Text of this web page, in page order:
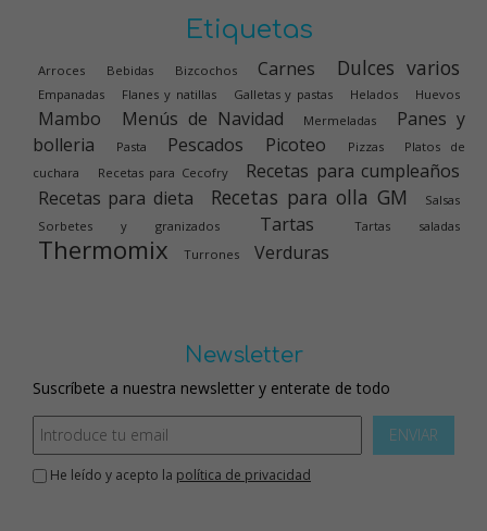
Etiquetas
Arroces Bebidas Bizcochos Carnes Dulces varios
Empanadas Flanes y natillas Galletas y pastas Helados Huevos
Mambo Menús de Navidad Mermeladas
Panes y
bolleria
Pasta Pescados Picoteo Pizzas
Platos de
cuchara
Recetas para Cecofry
Recetas para cumpleaños
Recetas para dieta
Recetas para olla GM
Salsas
Sorbetes y granizados
Tartas Tartas saladas
Thermomix Turrones Verduras
Newsletter
Suscríbete a nuestra newsletter y enterate de todo
ENVIAR
He leído y acepto la política de privacidad